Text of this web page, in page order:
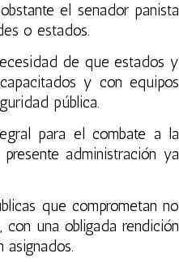
el senador panista
o estados.
de que estados y
y con equipos
pública.
para el combate a la
administración ya
que comprometan no
una obligada rendición